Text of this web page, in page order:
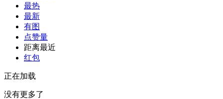
最热
最新
有图
点赞量
距离最近
红包
正在加载
没有更多了